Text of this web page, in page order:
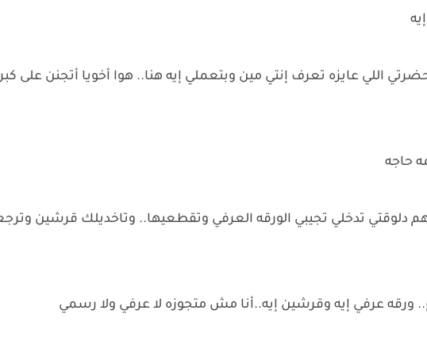
اللي عايزه تعرف إنتي مين وبتعملي إيه هنا.. هوا أخويا أتجنن على كبر
حاجه
تدخلي تجيبي الورقه العرفي وتقطعيها.. وتاخديلك قرشين
ورقه عرفي إيه وقرشين إيه..أنا مش متجوزه لا عرفي ولا رسمي